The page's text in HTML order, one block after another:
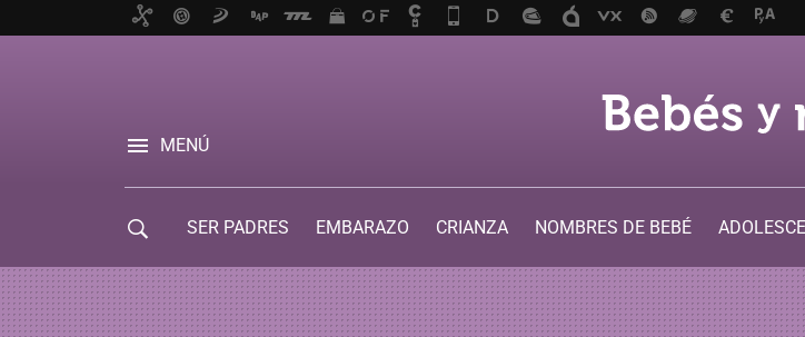
MENÚ
SER PADRES EMBARAZO CRIANZA NOMBRES DE BEBÉ